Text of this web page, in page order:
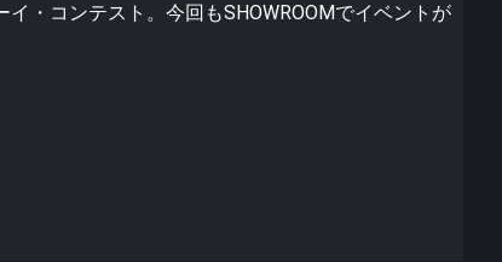
・コンテスト。今回もSHOWROOMでイベントが